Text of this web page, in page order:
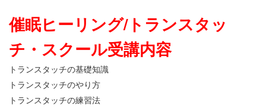
催眠ヒーリング/トランスタッ
チ・スクール受講内容
トランスタッチの基礎知識
トランスタッチのやり方
トランスタッチの練習法